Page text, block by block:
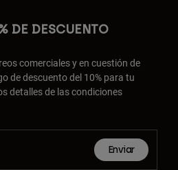
DE DESCUENTO
comerciales y en cuestión de
de descuento del 10% para tu
detalles de las condiciones
Enviar